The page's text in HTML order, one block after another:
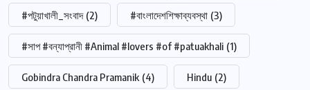
#পটুয়াখালী_সংবাদ (2) #বাংলাদেশশিক্ষাব্যবস্থা (3)
#সাপ #বন্যাপ্রানী #Animal #lovers #of #patuakhali (1)
Gobindra Chandra Pramanik (4) Hindu (2)